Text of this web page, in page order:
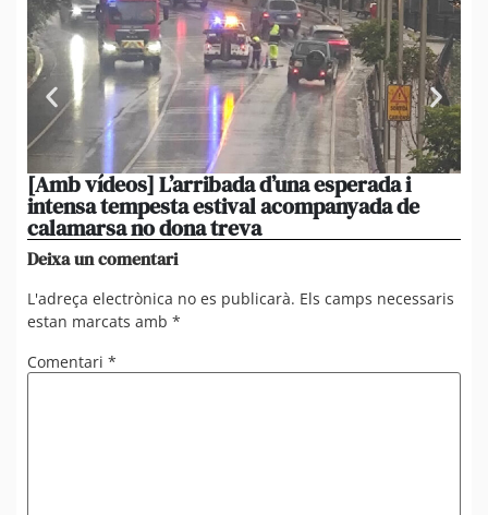
[Amb vídeos] L’arribada d’una esperada i
intensa tempesta estival acompanyada de
calamarsa no dona treva
Deixa un comentari
L'adreça electrònica no es publicarà. Els camps necessaris
estan marcats amb *
Comentari *